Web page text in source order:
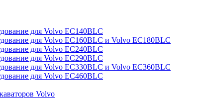
для Volvo EC140BLC
для Volvo EC160BLC и Volvo EC180BLC
для Volvo EC240BLC
для Volvo EC290BLC
для Volvo EC330BLC и Volvo EC360BLC
для Volvo EC460BLC
Volvo